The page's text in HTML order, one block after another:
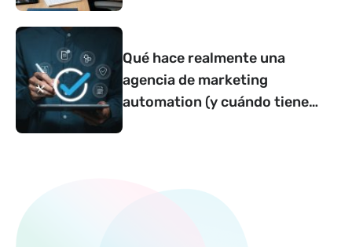
Qué hace realmente una
agencia de marketing
automation (y cuándo tiene